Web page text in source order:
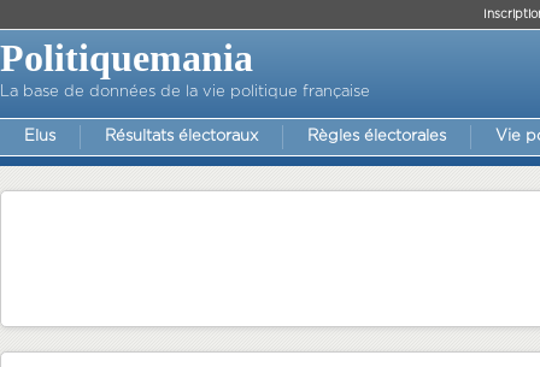
Politiquemania
La base de données de la vie politique française
Elus Résultats électoraux Règles électorales Vie